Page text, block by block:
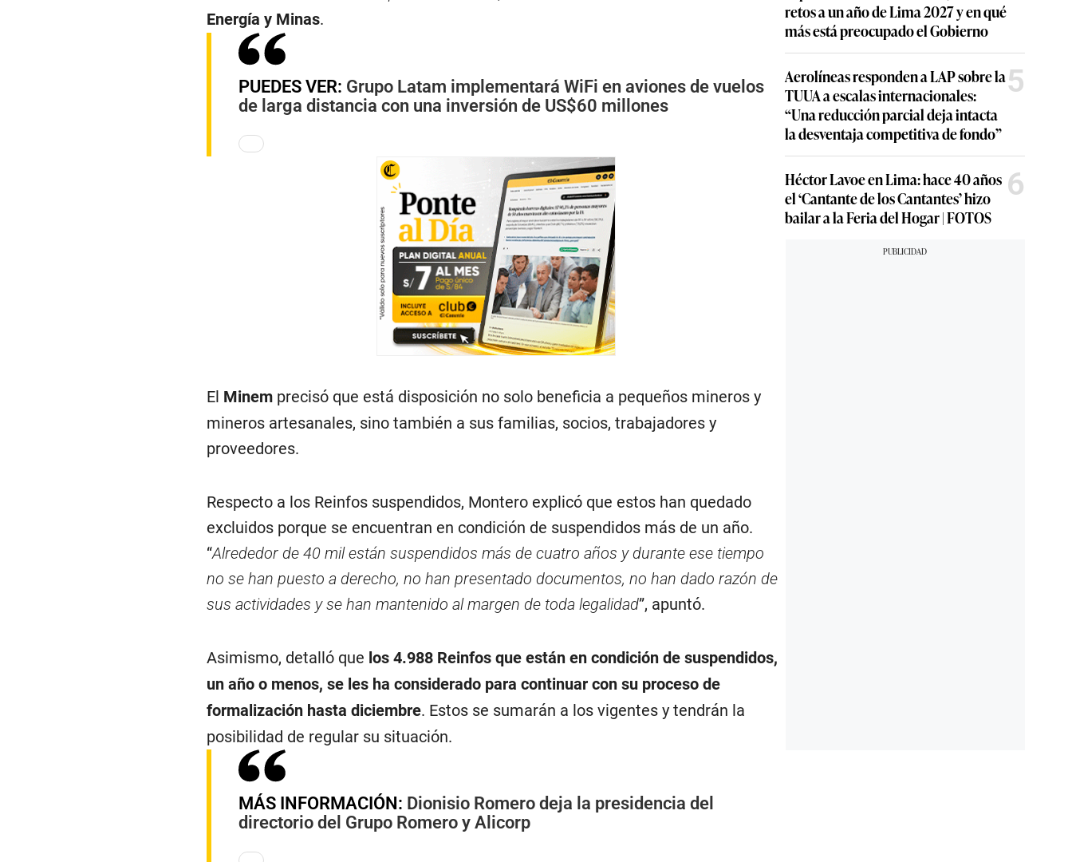
Energía y Minas.
PUEDES VER: Grupo Latam implementará WiFi en aviones de vuelos
de larga distancia con una inversión de US$60 millones
El Minem precisó que está disposición no solo beneficia a pequeños mineros y
mineros artesanales, sino también a sus familias, socios, trabajadores y
proveedores.
Respecto a los Reinfos suspendidos, Montero explicó que estos han quedado
excluidos porque se encuentran en condición de suspendidos más de un año.
“Alrededor de 40 mil están suspendidos más de cuatro años y durante ese tiempo
no se han puesto a derecho, no han presentado documentos, no han dado razón de
sus actividades y se han mantenido al margen de toda legalidad”, apuntó.
Asimismo, detalló que los 4.988 Reinfos que están en condición de suspendidos,
un año o menos, se les ha considerado para continuar con su proceso de
formalización hasta diciembre. Estos se sumarán a los vigentes y tendrán la
posibilidad de regular su situación.
MÁS INFORMACIÓN: Dionisio Romero deja la presidencia del
directorio del Grupo Romero y Alicorp
retos a un año de Lima 2027 y en qué
más está preocupado el Gobierno
Aerolíneas responden a LAP sobre la
TUUA a escalas internacionales:
“Una reducción parcial deja intacta
la desventaja competitiva de fondo”
5
Héctor Lavoe en Lima: hace 40 años
el ‘Cantante de los Cantantes’ hizo
bailar a la Feria del Hogar | FOTOS
6